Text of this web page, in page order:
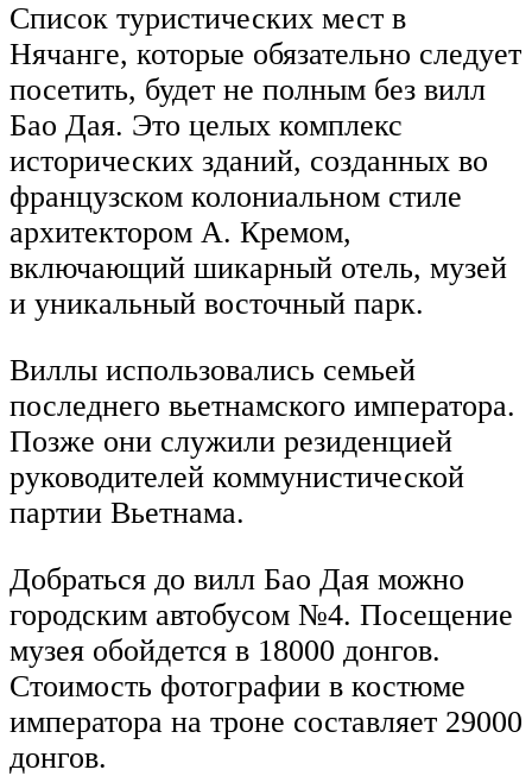
Список туристических мест в
Нячанге, которые обязательно следует
посетить, будет не полным без вилл
Бао Дая. Это целых комплекс
исторических зданий, созданных во
французском колониальном стиле
архитектором А. Кремом,
включающий шикарный отель, музей
и уникальный восточный парк.
Виллы использовались семьей
последнего вьетнамского императора.
Позже они служили резиденцией
руководителей коммунистической
партии Вьетнама.
Добраться до вилл Бао Дая можно
городским автобусом №4. Посещение
музея обойдется в 18000 донгов.
Стоимость фотографии в костюме
императора на троне составляет 29000
донгов.